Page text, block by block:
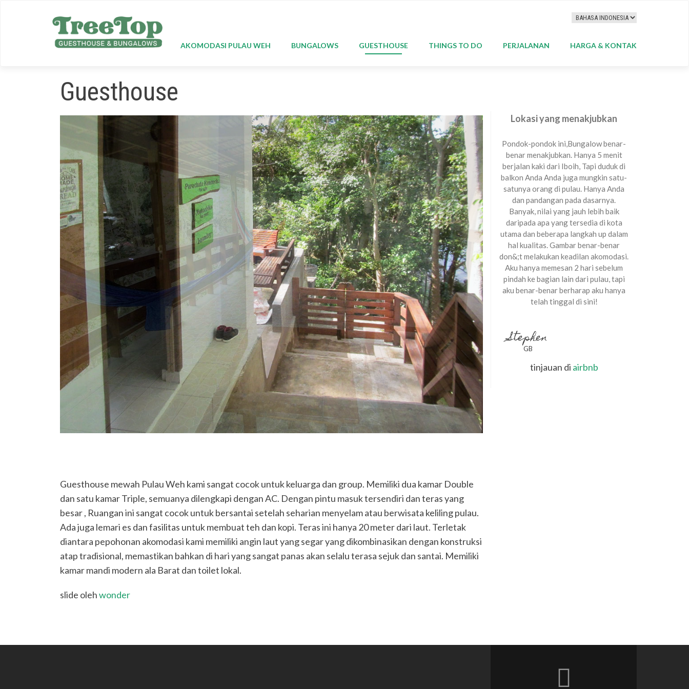
KONTEN
AKOMODASI PULAU WEH BUNGALOWS GUESTHOUSE THINGS TO DO PERJALANAN HARGA & KONTAK
Guesthouse
Guesthouse mewah Pulau Weh kami sangat cocok untuk keluarga dan group. Memiliki dua kamar Double
dan satu kamar Triple, semuanya dilengkapi dengan AC. Dengan pintu masuk tersendiri dan teras yang
besar , Ruangan ini sangat cocok untuk bersantai setelah seharian menyelam atau berwisata keliling pulau.
Ada juga lemari es dan fasilitas untuk membuat teh dan kopi. Teras ini hanya 20 meter dari laut. Terletak
diantara pepohonan akomodasi kami memiliki angin laut yang segar yang dikombinasikan dengan konstruksi
atap tradisional, memastikan bahkan di hari yang sangat panas akan selalu terasa sejuk dan santai. Memiliki
kamar mandi modern ala Barat dan toilet lokal.
slide olehwonder
Lokasi yang menakjubkan
Pondok-pondok ini,Bungalow benar-
benar menakjubkan. Hanya 5 menit
berjalan kaki dari Iboih, Tapi duduk di
balkon Anda Anda juga mungkin satu-
satunya orang di pulau. Hanya Anda
dan pandangan pada dasarnya.
Banyak, nilai yang jauh lebih baik
daripada apa yang tersedia di kota
utama dan beberapa langkah up dalam
hal kualitas. Gambar benar-benar
don&;t melakukan keadilan akomodasi.
Aku hanya memesan 2 hari sebelum
pindah ke bagian lain dari pulau, tapi
aku benar-benar berharap aku hanya
telah tinggal di sini!
Stephen
GB
tinjauan di airbnb